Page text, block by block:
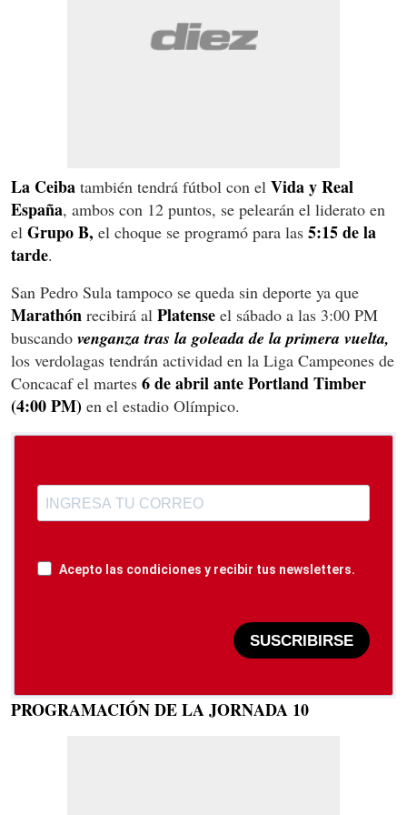
La Ceiba también tendrá fútbol con el Vida y Real
España, ambos con 12 puntos, se pelearán el liderato en
el Grupo B, el choque se programó para las 5:15 de la
tarde.
San Pedro Sula tampoco se queda sin deporte ya que
Marathón recibirá al Platense el sábado a las 3:00 PM
buscando venganza tras la goleada de la primera vuelta,
los verdolagas tendrán actividad en la Liga Campeones de
Concacaf el martes 6 de abril ante Portland Timber
(4:00 PM) en el estadio Olímpico.
Acepto las condiciones y recibir tus newsletters.
SUSCRIBIRSE
PROGRAMACIÓN DE LA JORNADA 10